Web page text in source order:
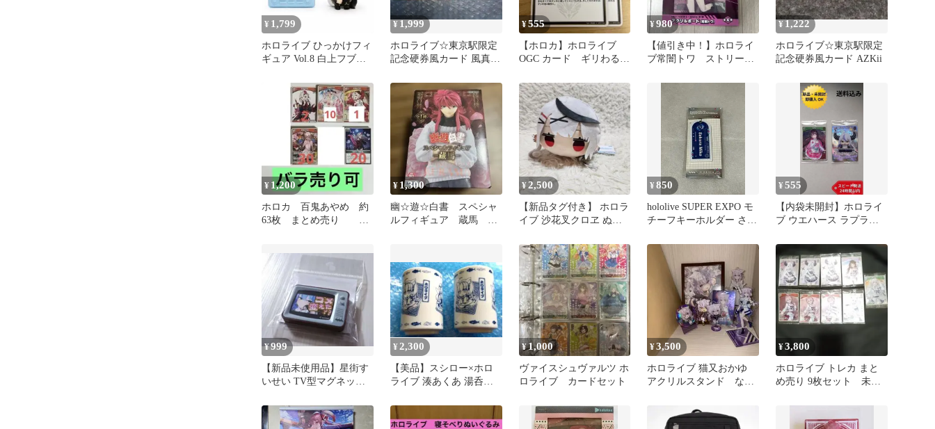
¥ 1,799
ホロライブ ひっかけフィ
ギュア Vol.8 白上フブキ
¥1,999
ホロライブ☆東京駅限定
記念硬券風カード 風真い
¥555
【ホロカ】ホロライブ
OGC カード ギリわるロ
¥980
【値引き中！】ホロライ
ブ常闇トワ ストリート
ード プライズ
¥1,222
ホロライブ☆東京駅限定
記念硬券風カード AZKii
¥ 1,200
ホロカ 百鬼あやめ 約
63枚 まとめ売り
¥ 1,300
幽☆遊☆白書 スペシャ
ルフィギュア 蔵馬 特
¥2,500
【新品タグ付き】 ホロラ
イブ 沙花叉クロヱ ぬい
¥850
hololive SUPER EXPO モ
チーフキーホルダー さく
¥555
【内袋未開封】ホロライ
ブ ウエハース ラプラ
ット
¥999
【新品未使用品】星街す
いせい TV型マグネット
¥ 2,300
【美品】スシロー×ホロ
ライブ 湊あくあ 湯呑み 2
¥1,000
ヴァイスシュヴァルツ ホ
ロライブ カードセット
¥3,500
ホロライブ 猫又おかゆ
アクリルスタンド な
¥3,800
ホロライブ トレカ まと
め売り 9枚セット 未開